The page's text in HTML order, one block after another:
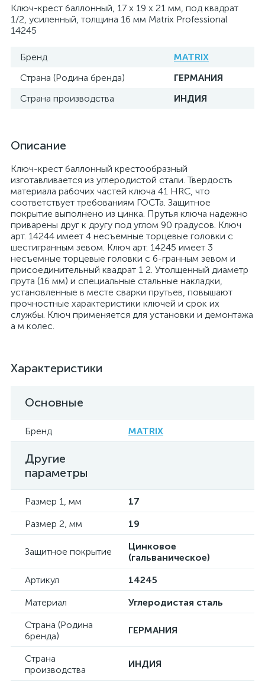
Ключ-крест баллонный, 17 х 19 х 21 мм, под квадрат
1/2, усиленный, толщина 16 мм Matrix Professional
14245
Бренд
MATRIX
Страна (Родина бренда)
ГЕРМАНИЯ
Страна производства
ИНДИЯ
Описание
Ключ-крест баллонный крестообразный
изготавливается из углеродистой стали. Твердость
материала рабочих частей ключа 41 HRС, что
соответствует требованиям ГОСТа. Защитное
покрытие выполнено из цинка. Прутья ключа надежно
приварены друг к другу под углом 90 градусов. Ключ
арт. 14244 имеет 4 несъемные торцевые головки с
шестигранным зевом. Ключ арт. 14245 имеет 3
несъемные торцевые головки с 6-гранным зевом и
присоединительный квадрат 1 2. Утолщенный диаметр
прута (16 мм) и специальные стальные накладки,
установленные в месте сварки прутьев, повышают
прочностные характеристики ключей и срок их
службы. Ключ применяется для установки и демонтажа
а м колес.
Характеристики
Основные
Бренд MATRIX
Другие
параметры
Размер 1, мм
17
Размер 2, мм
19
Защитное покрытие
Цинковое
(гальваническое)
Артикул
14245
Материал
Углеродистая сталь
Страна (Родина
бренда)
ГЕРМАНИЯ
Страна
производства
ИНДИЯ